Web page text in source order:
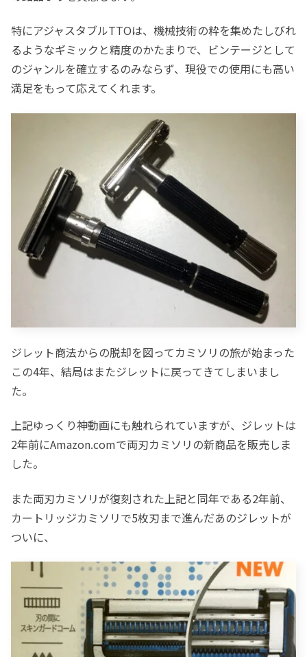
特にアジャスタブルTTOは、機械技術の粋を集めたしびれ
るようなギミックと精度のかたまりで、ビンテージとして
のジャンルを確立するのみならず、現役での使用にも高い
満足をもって応えてくれます。
ジレット商法からの脱却を図ってカミソリの旅が始まった
この4年、結局はまたジレットに戻ってきてしまいまし
た。
上記ゆっくり神動画にも触れられていますが、ジレットは
2年前にAmazon.comで両刃カミソリの新商品を販売しま
した。
また両刃カミソリが復刻された上記と同年である2年前、
カートリッジカミソリで5枚刃まで進んだあのジレットが
ついに、